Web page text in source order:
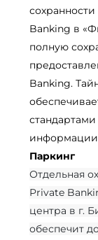
Banking в
полную
Banking.
Паркинг
Отдельная
Private
центра в г.
обеспечит